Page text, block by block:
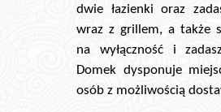
dwie łazienki oraz
wraz z grillem, a także
na wyłączność i
Domek dysponuje
osób z możliwością